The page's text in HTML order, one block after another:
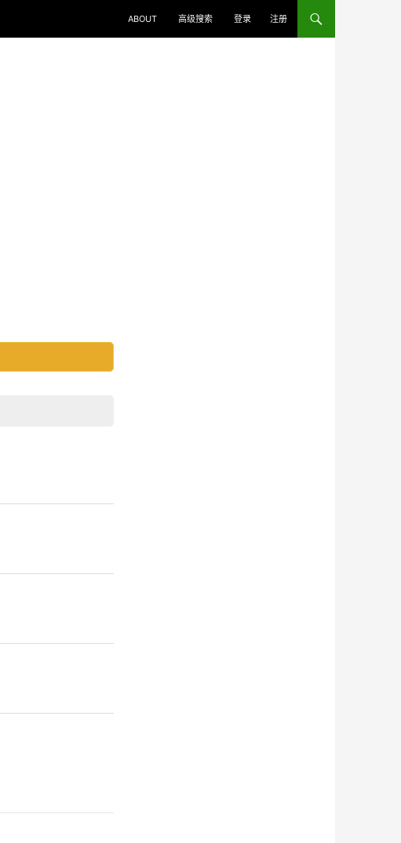
ABOUT 高级搜索 登录 注册